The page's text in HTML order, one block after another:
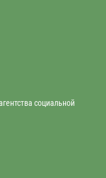
социальной